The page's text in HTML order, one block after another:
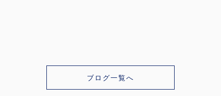
ブログ一覧へ